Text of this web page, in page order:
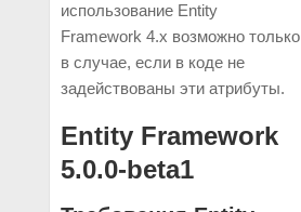
использование Entity
Framework 4.x возможно только
в случае, если в коде не
задействованы эти атрибуты.
Entity Framework
5.0.0-beta1